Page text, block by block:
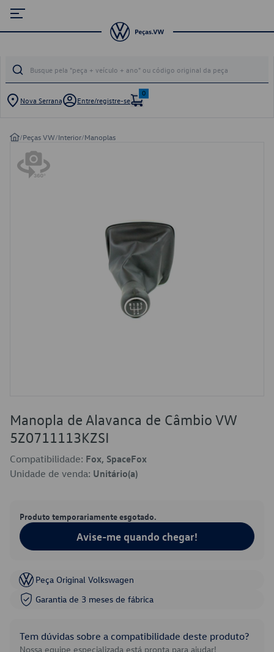
Nova Serrana Entre/registre-se
0
/Peças VW/Interior/Manoplas
Manopla de Alavanca de Câmbio VW
5Z0711113KZSI
Compatibilidade: Fox, SpaceFox
Unidade de venda: Unitário(a)
Produto temporariamente esgotado.
Avise-me quando chegar!
Peça Original Volkswagen
Garantia de 3 meses de fábrica
Tem dúvidas sobre a compatibilidade deste produto?
Nossa equipe especializada está pronta para ajudar!